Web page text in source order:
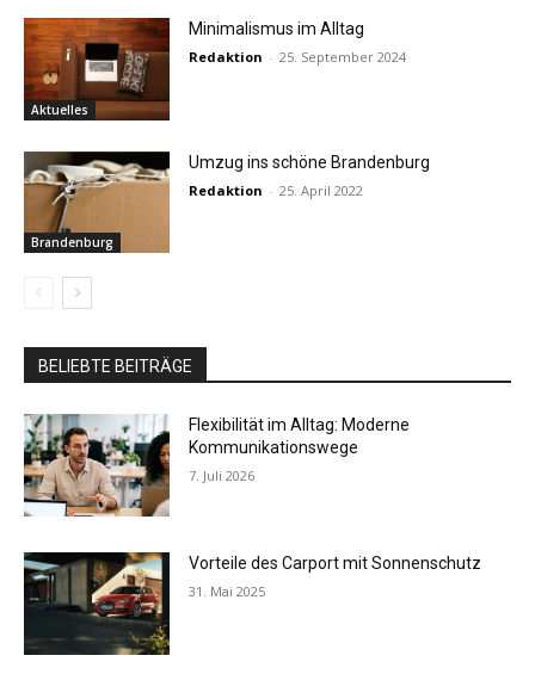
Aktuelles
Minimalismus im Alltag
Redaktion - 25. September 2024
Brandenburg
Umzug ins schöne Brandenburg
Redaktion - 25. April 2022
BELIEBTE BEITRÄGE
Flexibilität im Alltag: Moderne
Kommunikationswege
7. Juli 2026
Vorteile des Carport mit Sonnenschutz
31. Mai 2025